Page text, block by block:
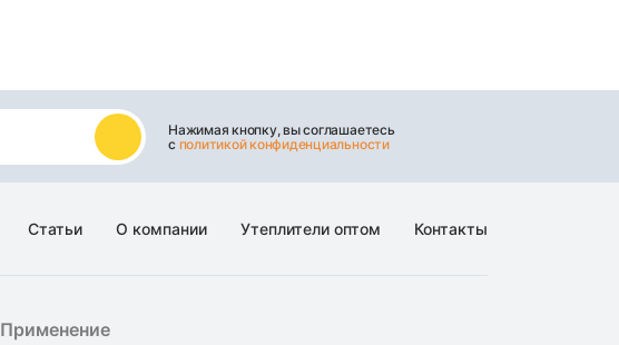
Нажимая кнопку, вы соглашаетесь
с политикой конфиденциальности
Статьи О компании Утеплители оптом Контакты
Применение